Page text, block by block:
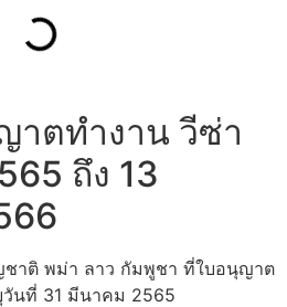
าตทำงาน วีซ่า
ถึง 13
ชาติ พม่า ลาว กัมพูชา ที่ใบอนุญาต
นที่ 31 มีนาคม 2565